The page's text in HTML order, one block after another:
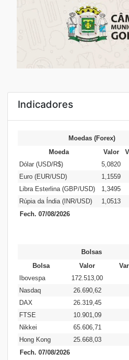
Indicadores
Moedas (Forex)
Moeda
Valor
Dólar (USD/R$)
5,0820
Euro (EUR/USD)
1,1559
Libra Esterlina (GBP/USD)
1,3495
Rúpia da Índia (INR/USD)
1,0513
Fech. 07/08/2026
Bolsas
Bolsa
Valor
Ibovespa
172.513,00
Nasdaq
26.690,62
DAX
26.319,45
FTSE
10.901,09
Nikkei
65.606,71
Hong Kong
25.668,03
Fech. 07/08/2026